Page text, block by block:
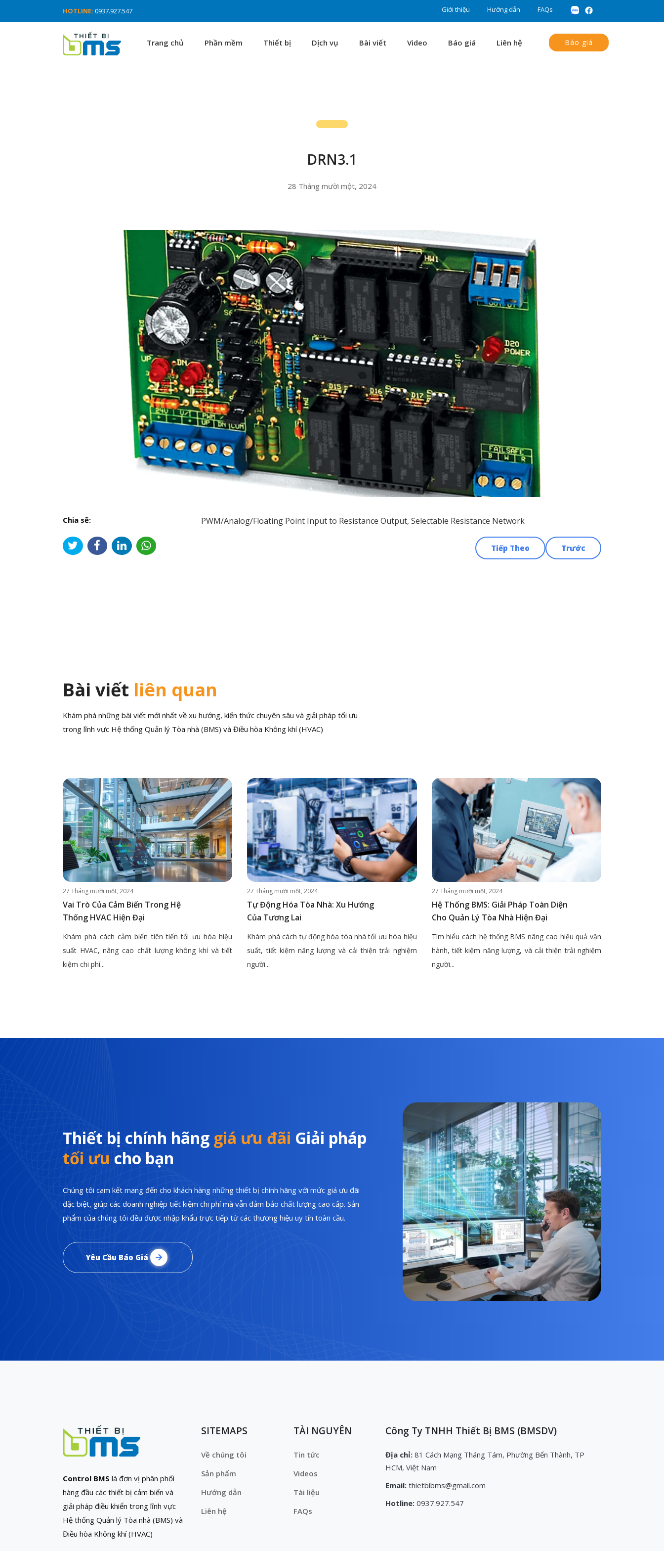
HOTLINE: 0937.927.547 Giới thiệu Hướng dẫn FAQs
Trang chủ Phần mềm Thiết bị Dịch vụ Bài viết Video Báo giá Liên hệ Báo giá
DRN3.1
28 Tháng mười một, 2024
Chia sẽ: PWM/Analog/Floating Point Input to Resistance Output, Selectable Resistance Network
Trước
Tiếp Theo
Bài viết liên quan
Khám phá những bài viết mới nhất về xu hướng, kiến thức chuyên sâu và giải pháp tối ưu
trong lĩnh vực Hệ thống Quản lý Tòa nhà (BMS) và Điều hòa Không khí (HVAC)
27 Tháng mười một, 2024
Vai Trò Của Cảm Biến Trong Hệ
Thống HVAC Hiện Đại
Khám phá cách cảm biến tiên tiến tối ưu hóa hiệu
suất HVAC, nâng cao chất lượng không khí và tiết
kiệm chi phí...
27 Tháng mười một, 2024
Tự Động Hóa Tòa Nhà: Xu Hướng
Của Tương Lai
Khám phá cách tự động hóa tòa nhà tối ưu hóa hiệu
suất, tiết kiệm năng lượng và cải thiện trải nghiệm
người...
27 Tháng mười một, 2024
Hệ Thống BMS: Giải Pháp Toàn Diện
Cho Quản Lý Tòa Nhà Hiện Đại
Tìm hiểu cách hệ thống BMS nâng cao hiệu quả vận
hành, tiết kiệm năng lượng, và cải thiện trải nghiệm
người...
Thiết bị chính hãng giá ưu đãi Giải pháp
tối ưu cho bạn
Chúng tôi cam kết mang đến cho khách hàng những thiết bị chính hãng với mức giá ưu đãi
đặc biệt, giúp các doanh nghiệp tiết kiệm chi phí mà vẫn đảm bảo chất lượng cao cấp. Sản
phẩm của chúng tôi đều được nhập khẩu trực tiếp từ các thương hiệu uy tín toàn cầu.
Yêu Cầu Báo Giá
Control BMS là đơn vị phân phối
hàng đầu các thiết bị cảm biến và
giải pháp điều khiển trong lĩnh vực
Hệ thống Quản lý Tòa nhà (BMS) và
Điều hòa Không khí (HVAC)
SITEMAPS
Về chúng tôi
Sản phẩm
Hướng dẫn
Liên hệ
TÀI NGUYÊN
Tin tức
Videos
Tài liệu
FAQs
Công Ty TNHH Thiết Bị BMS (BMSDV)
Địa chỉ: 81 Cách Mạng Tháng Tám, Phường Bến Thành, TP
HCM, Việt Nam
Email: thietbibms@gmail.com
Hotline: 0937.927.547